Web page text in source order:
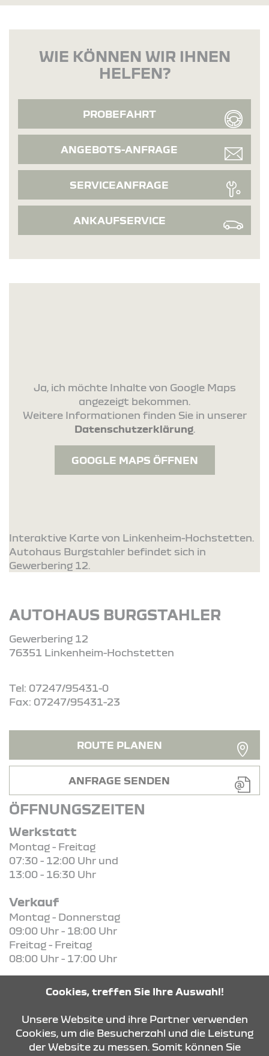
WIE KÖNNEN WIR IHNEN
HELFEN?
PROBEFAHRT
ANGEBOTS-ANFRAGE
SERVICEANFRAGE
ANKAUFSERVICE
Ja, ich möchte Inhalte von Google Maps
angezeigt bekommen.
Weitere Informationen finden Sie in unserer
Datenschutzerklärung.
GOOGLE MAPS ÖFFNEN
Interaktive Karte von Linkenheim-Hochstetten.
Autohaus Burgstahler befindet sich in
Gewerbering 12.
AUTOHAUS BURGSTAHLER
Gewerbering 12
76351 Linkenheim-Hochstetten
Tel: 07247/95431-0
Fax: 07247/95431-23
ROUTE PLANEN
ANFRAGE SENDEN
ÖFFNUNGSZEITEN
Werkstatt
Montag - Freitag
07:30 - 12:00 Uhr und
13:00 - 16:30 Uhr
Verkauf
Montag - Donnerstag
09:00 Uhr - 18:00 Uhr
Freitag - Freitag
08:00 Uhr - 17:00 Uhr
KONTAKT & ANFAHRT
Cookies, treffen Sie Ihre Auswahl!
Unsere Website und ihre Partner verwenden
Cookies, um die Besucherzahl und die Leistung
der Website zu messen. Somit können Sie